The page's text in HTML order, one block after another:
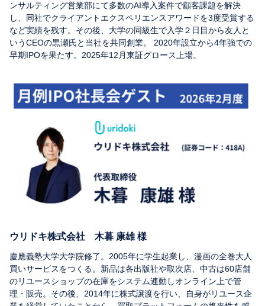
ンサルティング営業部にて多数のAI導入案件で顧客課題を解決
し、同社でクライアントエクスペリエンスアワードを3度受賞する
など実績を残す。その後、大学の同級生で入学２日目から友人と
いうCEOの黒瀬氏と当社を共同創業。 2020年設立から4年強での
早期IPOを果たす。2025年12月東証グロース上場。
ウリドキ株式会社 木暮 康雄 様
慶應義塾大学大学院修了。2005年に学生起業し、漫画の全巻大人
買いサービスをつくる。新品は各出版社や取次店、中古は60店舗
のリユースショップの在庫をシステム連動しオンライン上で管
理・販売。その後、2014年に株式譲渡を行い、自身がリユース企